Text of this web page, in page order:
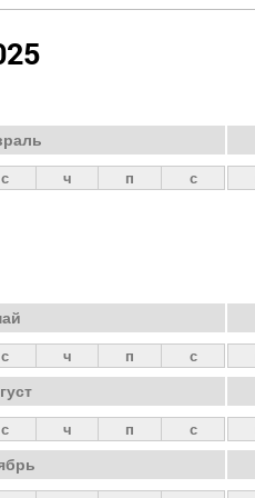
с ч п с
с ч п с
с ч п с